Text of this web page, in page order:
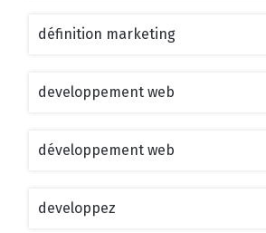
définition marketing
developpement web
développement web
developpez